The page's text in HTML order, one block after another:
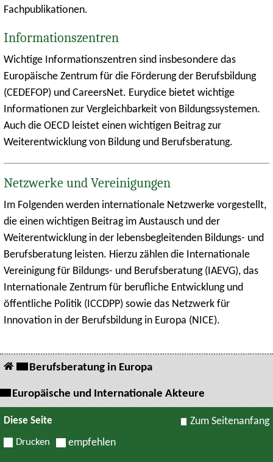
Fachpublikationen.
Informationszentren
Wichtige Informationszentren sind insbesondere das
Europäische Zentrum für die Förderung der Berufsbildung
(CEDEFOP) und CareersNet. Eurydice bietet wichtige
Informationen zur Vergleichbarkeit von Bildungssystemen.
Auch die OECD leistet einen wichtigen Beitrag zur
Weiterentwicklung von Bildung und Berufsberatung.
Netzwerke und Vereinigungen
Im Folgenden werden internationale Netzwerke vorgestellt,
die einen wichtigen Beitrag im Austausch und der
Weiterentwicklung in der lebensbegleitenden Bildungs- und
Berufsberatung leisten. Hierzu zählen die Internationale
Vereinigung für Bildungs- und Berufsberatung (IAEVG), das
Internationale Zentrum für berufliche Entwicklung und
öffentliche Politik (ICCDPP) sowie das Netzwerk für
Innovation in der Berufsbildung in Europa (NICE).
Berufsberatung in Europa
Europäische und Internationale Akteure
Diese Seite
Drucken empfehlen
Zum Seitenanfang